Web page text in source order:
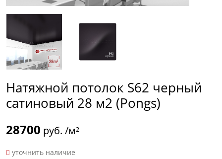
Натяжной потолок S62 черный
сатиновый 28 м2 (Pongs)
28700 руб. /м²
уточнить наличие